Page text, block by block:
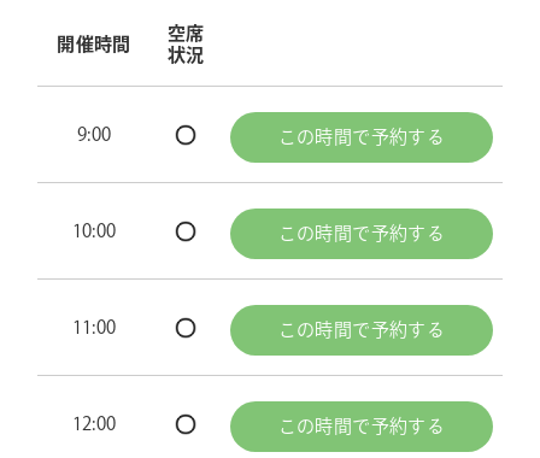
開催時間
空席
状況
9:00 この時間で予約する
10:00 この時間で予約する
11:00 この時間で予約する
12:00 この時間で予約する